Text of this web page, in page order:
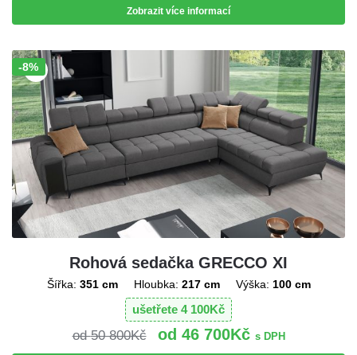
Zobrazit více informací
Sleva!
-8%
Rohová sedačka GRECCO XI
Šířka: 351 cm Hloubka: 217 cm Výška: 100 cm
ušetřete 4 100Kč
50 800Kč 46 700Kč s DPH